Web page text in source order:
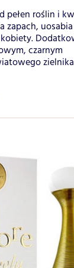
pełen roślin i
zapach,
czarnym